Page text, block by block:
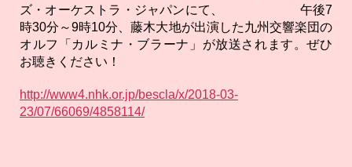
ズ・オーケストラ・ジャパンにて、 午後7
時30分～9時10分、藤木大地が出演した九州交響楽団の
オルフ「カルミナ・ブラーナ」が放送されます。ぜひ
お聴きください！
http://www4.nhk.or.jp/bescla/x/2018-03-
23/07/66069/4858114/